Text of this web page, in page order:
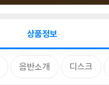
상품정보
음반소개 디스크